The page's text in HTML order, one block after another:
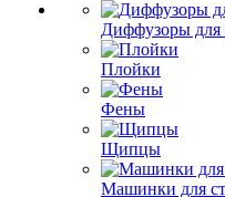
Диффузоры для
Плойки
Фены
Щипцы
Машинки для